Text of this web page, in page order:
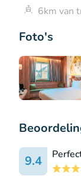
Foto's
9.4
6km van